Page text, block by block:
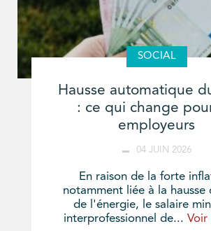
SOCIAL
Hausse automatique
: ce qui change
employeurs
04 JUIN 2026
En raison de la forte
notamment liée à la hausse
de l'énergie, le salaire
interprofessionnel de... Voir